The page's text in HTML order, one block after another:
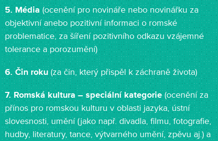
5. Média(ocenění pro novináře nebo novinářku za
objektivní anebo pozitivní informaci o romské
problematice, za šíření pozitivního odkazu vzájemné
tolerance a porozumění)
6. Čin roku(za čin, který přispěl k záchraně života)
7. Romská kultura – speciální kategorie(ocenění za
přínos pro romskou kulturu v oblasti jazyka, ústní
slovesnosti, umění (jako např. divadla, filmu, fotografie,
hudby, literatury, tance, výtvarného umění, zpěvu aj.) a